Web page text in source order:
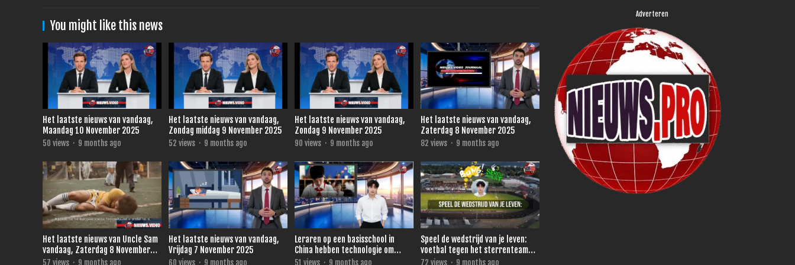
You might like this news
Het laatste nieuws van vandaag,
Maandag 10 November 2025
50 views · 9 months ago
Het laatste nieuws van vandaag,
Zondag middag 9 November 2025
52 views · 9 months ago
Het laatste nieuws van vandaag,
Zondag 9 November 2025
90 views · 9 months ago
Het laatste nieuws van vandaag,
Zaterdag 8 November 2025
82 views · 9 months ago
Het laatste nieuws van Uncle Sam
vandaag, Zaterdag 8 November
2025
57 views · 9 months ago
Het laatste nieuws van vandaag,
Vrijdag 7 November 2025
60 views · 9 months ago
Leraren op een basisschool in
China hebben technologie om
direct te zien wie niet oplet.
51 views · 9 months ago
Speel de wedstrijd van je leven:
voetbal tegen het sterrenteam
van Ronald de Boer voor 3FM
72 views · 9 months ago
Adverteren